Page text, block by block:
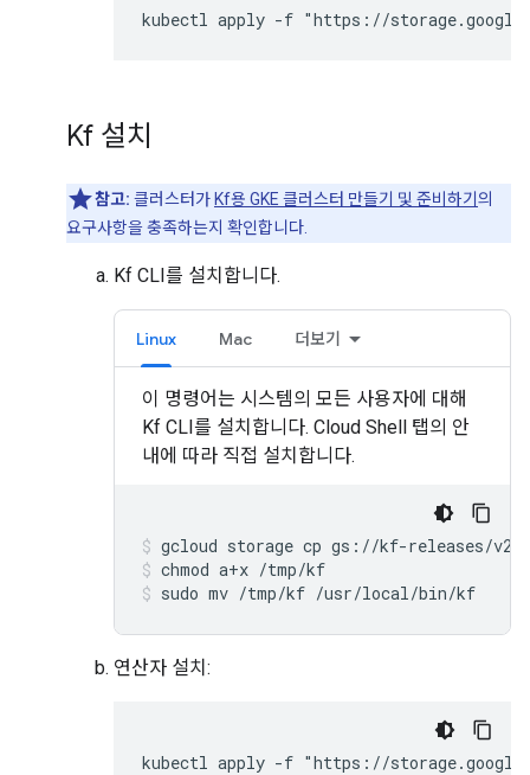
kubectl apply -f "https://
Kf 설치
참고: 클러스터가 Kf용 GKE 클러스터 만들기 및 준비하기 의
요구사항을 충족하는지 확인합니다.
Kf CLI를 설치합니다.
Linux Mac 더보기
이 명령어는 시스템의 모든 사용자에 대해
Kf CLI를 설치합니다. Cloud Shell 탭의 안
내에 따라 직접 설치합니다.
gcloud storage cp gs://kf-releases/
chmod a+x /tmp/kf
sudo mv /tmp/kf /usr/local/bin/kf
연산자 설치:
kubectl apply -f "https://